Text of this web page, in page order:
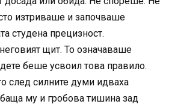
изтриваше и започваше
студена прецизност.
щит. То означаваше
беше усвоил това правило.
след силните думи идваха
му и гробова тишина зад